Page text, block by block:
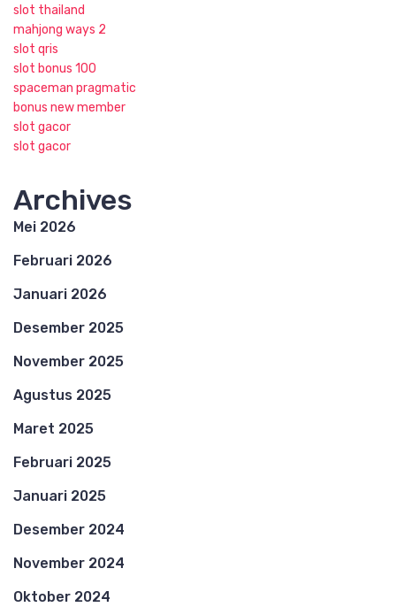
slot thailand
mahjong ways 2
slot qris
slot bonus 100
spaceman pragmatic
bonus new member
slot gacor
slot gacor
Archives
Mei 2026
Februari 2026
Januari 2026
Desember 2025
November 2025
Agustus 2025
Maret 2025
Februari 2025
Januari 2025
Desember 2024
November 2024
Oktober 2024